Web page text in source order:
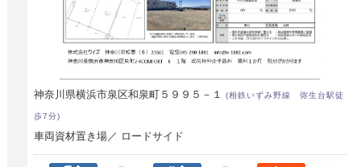
神奈川県横浜市泉区和泉町５９９５－１(相鉄いずみ野線 弥生台駅徒
歩7分)
車両資材置き場／ ロードサイド